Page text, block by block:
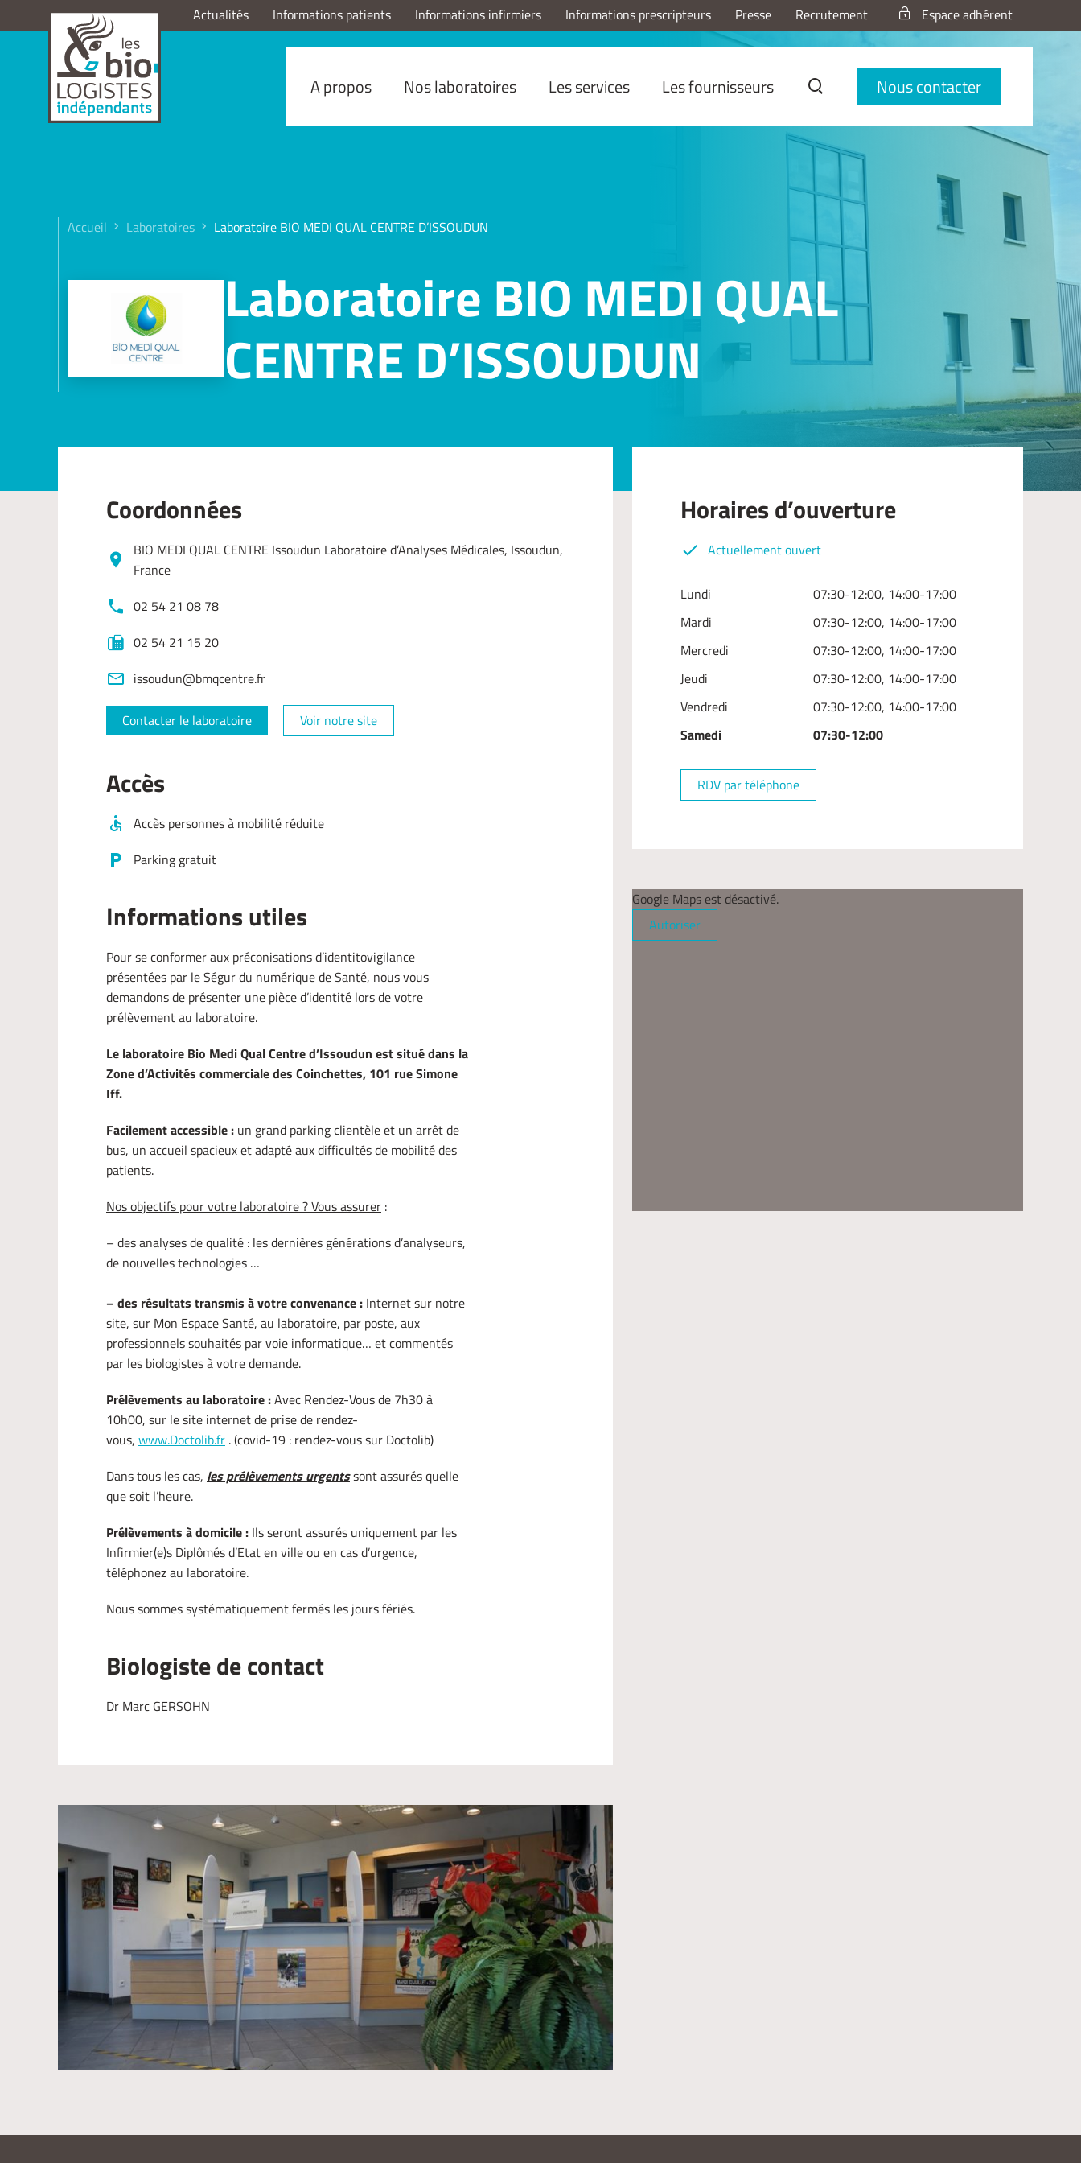
Actualités Informations patients Informations infirmiers Informations prescripteurs Presse Recrutement Espace adhérent
A propos Nos laboratoires Les services Les fournisseurs Nous contacter
Accueil Laboratoires Laboratoire BIO MEDI QUAL CENTRE D’ISSOUDUN
Laboratoire BIO MEDI QUAL
CENTRE D’ISSOUDUN
Coordonnées
BIO MEDI QUAL CENTRE Issoudun Laboratoire d’Analyses Médicales, Issoudun,
France
02 54 21 08 78
02 54 21 15 20
issoudun@bmqcentre.fr
Contacter le laboratoire Voir notre site
Accès
Accès personnes à mobilité réduite
Parking gratuit
Informations utiles
Pour se conformer aux préconisations d’identitovigilance
présentées par le Ségur du numérique de Santé, nous vous
demandons de présenter une pièce d’identité lors de votre
prélèvement au laboratoire.
Le laboratoire Bio Medi Qual Centre d’Issoudun est situé dans la
Zone d’Activités commerciale des Coinchettes, 101 rue Simone
Iff.
Facilement accessible : un grand parking clientèle et un arrêt de
bus, un accueil spacieux et adapté aux difficultés de mobilité des
patients.
Nos objectifs pour votre laboratoire ? Vous assurer :
– des analyses de qualité : les dernières générations d’analyseurs,
de nouvelles technologies …
– des résultats transmis à votre convenance : Internet sur notre
site, sur Mon Espace Santé, au laboratoire, par poste, aux
professionnels souhaités par voie informatique… et commentés
par les biologistes à votre demande.
Prélèvements au laboratoire :Avec Rendez-Vous de 7h30 à
10h00, sur le site internet de prise de rendez-
vous, www.Doctolib.fr . (covid-19 : rendez-vous sur Doctolib)
Dans tous les cas, les prélèvements urgentssont assurés quelle
que soit l’heure.
Prélèvements à domicile : Ils seront assurés uniquement par les
Infirmier(e)s Diplômés d’Etat en ville ou en cas d’urgence,
téléphonez au laboratoire.
Nous sommes systématiquement fermés les jours fériés.
Biologiste de contact
Dr Marc GERSOHN
Horaires d’ouverture
Actuellement ouvert
Lundi
07:30-12:00, 14:00-17:00
Mardi
07:30-12:00, 14:00-17:00
Mercredi
07:30-12:00, 14:00-17:00
Jeudi
07:30-12:00, 14:00-17:00
Vendredi
07:30-12:00, 14:00-17:00
Samedi
07:30-12:00
RDV par téléphone
Google Maps est désactivé.
Autoriser